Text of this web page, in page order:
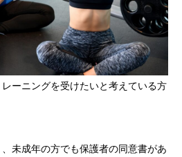
ーニングを受けたいと考えている方
未成年の方でも保護者の同意書があ